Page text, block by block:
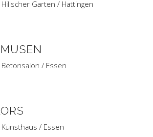
Garten / Hattingen
/ Essen
/ Essen